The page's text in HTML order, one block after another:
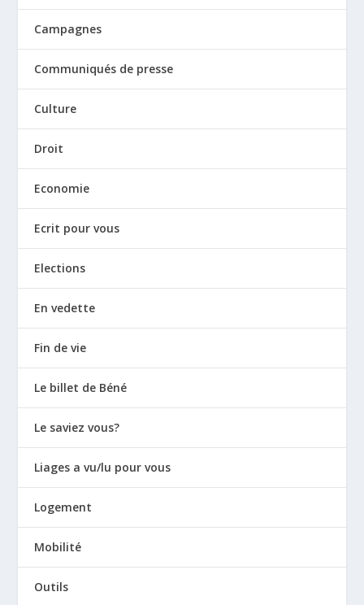
Campagnes
Communiqués de presse
Culture
Droit
Economie
Ecrit pour vous
Elections
En vedette
Fin de vie
Le billet de Béné
Le saviez vous?
Liages a vu/lu pour vous
Logement
Mobilité
Outils